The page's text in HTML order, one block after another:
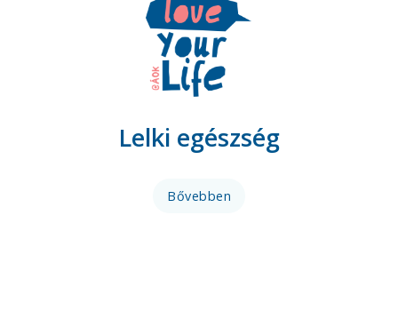
Lelki egészség
Bővebben